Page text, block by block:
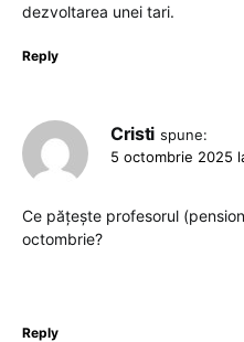
dezvoltarea unei tari.
Reply
Cristi spune:
5 octombrie 2025
Ce pățește profesorul
octombrie?
Reply